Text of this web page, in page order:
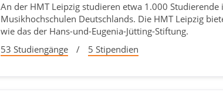
An der HMT Leipzig studieren etwa 1.000
Musikhochschulen Deutschlands. Die HMT Leipzig
wie das der Hans-und-Eugenia-Jütting-Stiftung.
53 Studiengänge
/ 5 Stipendien